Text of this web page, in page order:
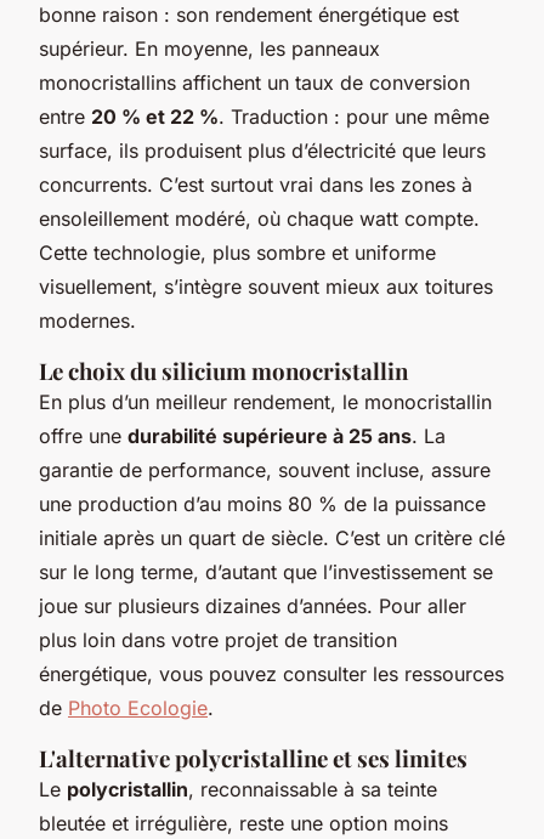
bonne raison : son rendement énergétique est
supérieur. En moyenne, les panneaux
monocristallins affichent un taux de conversion
entre 20 % et 22 %. Traduction : pour une même
surface, ils produisent plus d’électricité que leurs
concurrents. C’est surtout vrai dans les zones à
ensoleillement modéré, où chaque watt compte.
Cette technologie, plus sombre et uniforme
visuellement, s’intègre souvent mieux aux toitures
modernes.
Le choix du silicium monocristallin
En plus d’un meilleur rendement, le monocristallin
offre une durabilité supérieure à 25 ans. La
garantie de performance, souvent incluse, assure
une production d’au moins 80 % de la puissance
initiale après un quart de siècle. C’est un critère clé
sur le long terme, d’autant que l’investissement se
joue sur plusieurs dizaines d’années. Pour aller
plus loin dans votre projet de transition
énergétique, vous pouvez consulter les ressources
de Photo Ecologie.
L'alternative polycristalline et ses limites
Le polycristallin, reconnaissable à sa teinte
bleutée et irrégulière, reste une option moins